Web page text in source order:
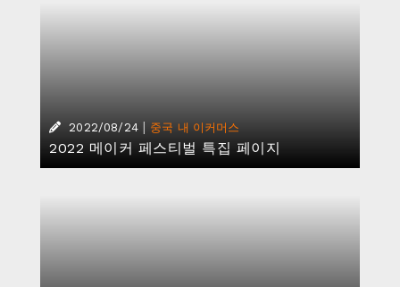
2022/08/24 | 중국 내 이커머스
2022 메이커 페스티벌 특집 페이지